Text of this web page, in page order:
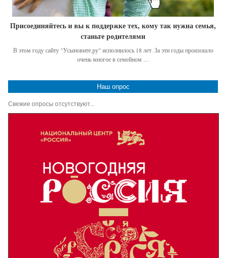
Присоединяйтесь и вы к поддержке тех, кому так нужна семья,
станьте родителями
В этом году сайту "Усыновите.ру" исполнилось 18 лет. За эти годы произошло
очень многое в семейном …
Наш опрос
Свежие опросы отсутствуют...